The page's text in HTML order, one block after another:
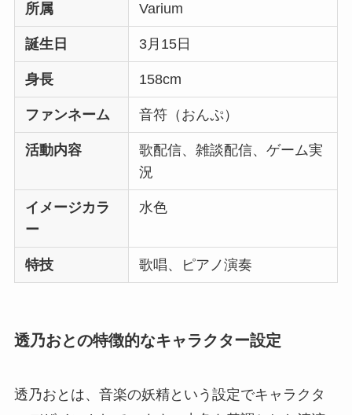
所属 Varium
誕生日 3月15日
身長 158cm
ファンネーム 音符（おんぷ）
活動内容
歌配信、雑談配信、ゲーム実
況
イメージカラ
ー
水色
特技 歌唱、ピアノ演奏
透乃おとの特徴的なキャラクター設定
透乃おとは、音楽の妖精という設定でキャラクタ